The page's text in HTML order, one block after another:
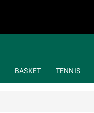
BASKET TENNIS